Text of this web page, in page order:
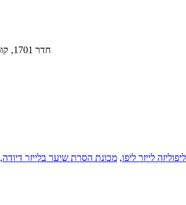
חדר 1701, קומה 17, בניין המחקר והפיתוח המקיף של ז'יבו טכנולוגי, מס' 89, דרך הנגבין, באודינג, הביי, סין
לייזר ליפו, מכונת הסרת שיער בלייזר דיודה,